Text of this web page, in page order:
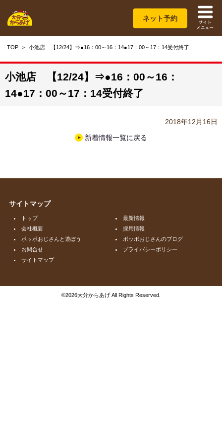
ネット予約
TOP 小池店 【12/24】⇒●16：00～16：14●17：00～17：14受付終了
小池店 【12/24】⇒●16：00～16：
14●17：00～17：14受付終了
2018年12月16日
新着情報一覧に戻る
サイトマップ
トップ
最新情報
会社概要
採用情報
ポッポおじさんと遊ぼう
ポッポおじさんのブログ
お問合せ
プライバシーポリシー
サイトマップ
©2026大分からあげ All Rights Reserved.